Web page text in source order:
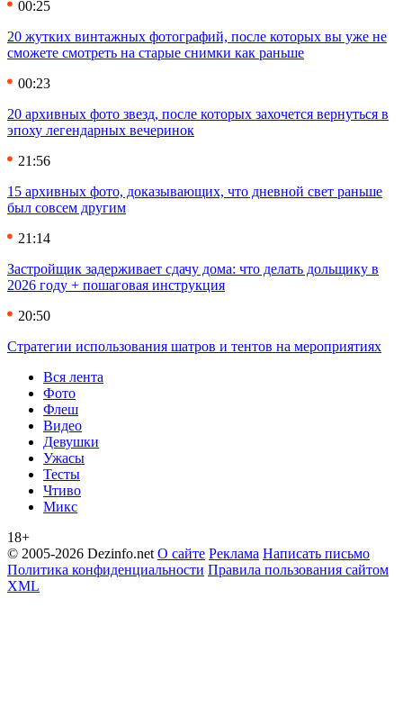
00:25
20 жутких винтажных фотографий, после которых вы уже не
сможете смотреть на старые снимки как раньше
00:23
20 архивных фото звезд, после которых захочется вернуться в
эпоху легендарных вечеринок
21:56
15 архивных фото, доказывающих, что дневной свет раньше
был совсем другим
21:14
Застройщик задерживает сдачу дома: что делать дольщику в
2026 году + пошаговая инструкция
20:50
Стратегии использования шатров и тентов на мероприятиях
Вся лента
Фото
Флеш
Видео
Девушки
Ужасы
Тесты
Чтиво
Микс
18+
© 2005-2026 Dezinfo.net О сайте Реклама Написать письмо
Политика конфиденциальности Правила пользования сайтом
XML